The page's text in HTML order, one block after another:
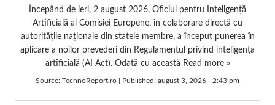
Începând de ieri, 2 august 2026, Oficiul pentru Inteligență
Artificială al Comisiei Europene, în colaborare directă cu
autoritățile naționale din statele membre, a început punerea în
aplicare a noilor prevederi din Regulamentul privind inteligența
artificială (AI Act). Odată cu această Read more »
Source: TechnoReport.ro Published: august 3, 2026 - 2:43 pm